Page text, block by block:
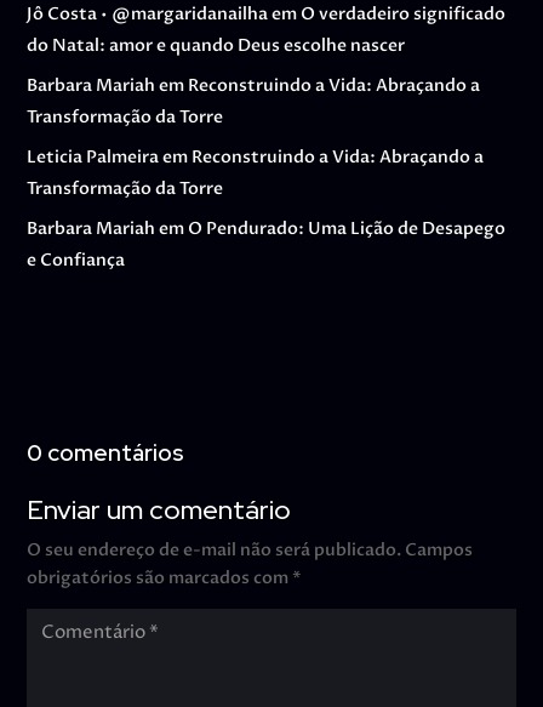
Jô Costa • @margaridanailhaem O verdadeiro significado
do Natal: amor e quando Deus escolhe nascer
Barbara Mariah em Reconstruindo a Vida: Abraçando a
Transformação da Torre
Leticia Palmeiraem Reconstruindo a Vida: Abraçando a
Transformação da Torre
Barbara Mariah em O Pendurado: Uma Lição de Desapego
e Confiança
0 comentários
Enviar um comentário
O seu endereço de e-mail não será publicado. Campos
obrigatórios são marcados com *